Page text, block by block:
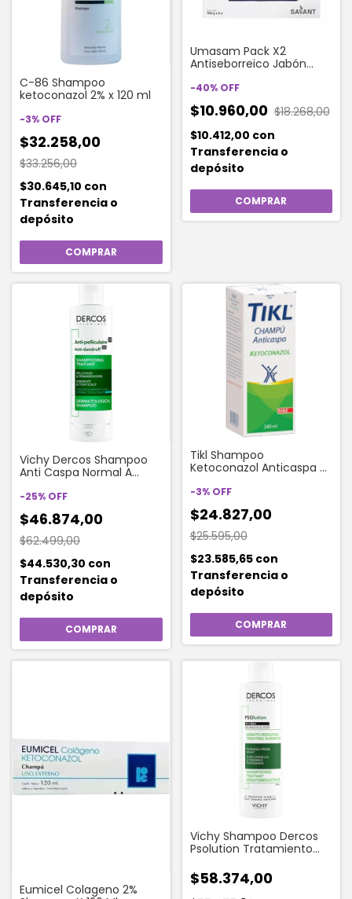
C-86 Shampoo
ketoconazol 2% x 120 ml
-3% OFF
$32.258,00
$33.256,00
$30.645,10 con
Transferencia o
depósito
Umasam Pack X2
Antiseborreico Jabón
-40% OFF
$10.960,00 $18.268,00
$10.412,00 con
Transferencia o
depósito
Vichy Dercos Shampoo
Anti Caspa Normal A
-25% OFF
$46.874,00
$62.499,00
$44.530,30 con
Transferencia o
depósito
Tikl Shampoo
Ketoconazol Anticaspa X
-3% OFF
$24.827,00
$25.595,00
$23.585,65 con
Transferencia o
depósito
Eumicel Colageno 2%
Vichy Shampoo Dercos
Psolution Tratamiento
$58.374,00